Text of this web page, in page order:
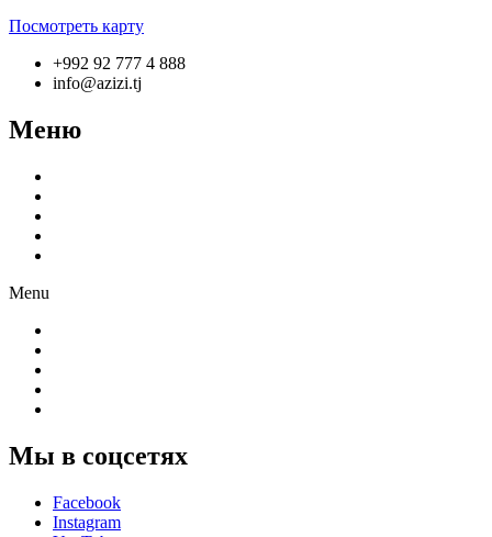
Посмотреть карту
+992 92 777 4 888
info@azizi.tj
Меню
Menu
Мы в соцсетях
Facebook
Instagram